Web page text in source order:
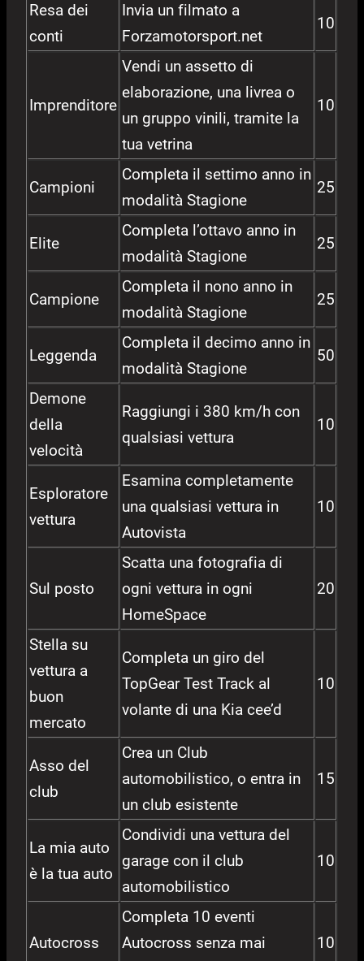
Resa dei
conti
Invia un filmato a
Forzamotorsport.net
10
Imprenditore
Vendi un assetto di
elaborazione, una livrea o
un gruppo vinili, tramite la
tua vetrina
10
Campioni
Completa il settimo anno in
modalità Stagione
25
Elite
Completa l’ottavo anno in
modalità Stagione
25
Campione
Completa il nono anno in
modalità Stagione
25
Leggenda
Completa il decimo anno in
modalità Stagione
50
Demone
della
velocità
Raggiungi i 380 km/h con
qualsiasi vettura
10
Esploratore
vettura
Esamina completamente
una qualsiasi vettura in
Autovista
10
Sul posto
Scatta una fotografia di
ogni vettura in ogni
HomeSpace
20
Stella su
vettura a
buon
mercato
Completa un giro del
TopGear Test Track al
volante di una Kia cee’d
10
Asso del
club
Crea un Club
automobilistico, o entra in
un club esistente
15
La mia auto
è la tua auto
Condividi una vettura del
garage con il club
automobilistico
10
Autocross
Completa 10 eventi
Autocross senza mai
10